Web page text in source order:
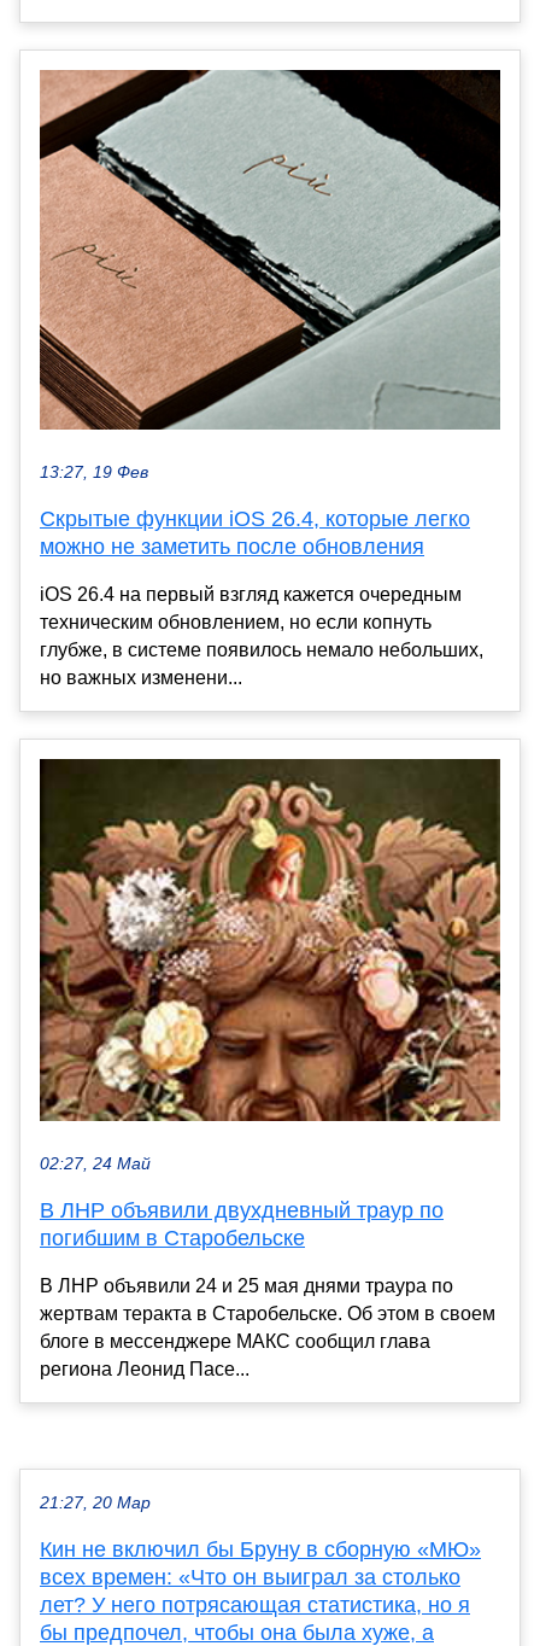
13:27, 19 Фев
Скрытые функции iOS 26.4, которые легко
можно не заметить после обновления
iOS 26.4 на первый взгляд кажется очередным
техническим обновлением, но если копнуть
глубже, в системе появилось немало небольших,
но важных изменени...
02:27, 24 Май
В ЛНР объявили двухдневный траур по
погибшим в Старобельске
В ЛНР объявили 24 и 25 мая днями траура по
жертвам теракта в Старобельске. Об этом в своем
блоге в мессенджере МАКС сообщил глава
региона Леонид Пасе...
21:27, 20 Мар
Кин не включил бы Бруну в сборную «МЮ»
всех времен: «Что он выиграл за столько
лет? У него потрясающая статистика, но я
бы предпочел, чтобы она была хуже, а